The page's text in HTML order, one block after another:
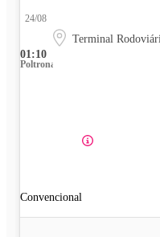
01:10
24/08
Terminal
Poltrona
Convencional